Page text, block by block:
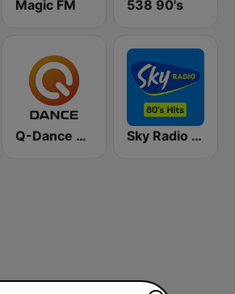
Magic FM 538 90's
Q-Dance Radio Sky Radio 80's Hits